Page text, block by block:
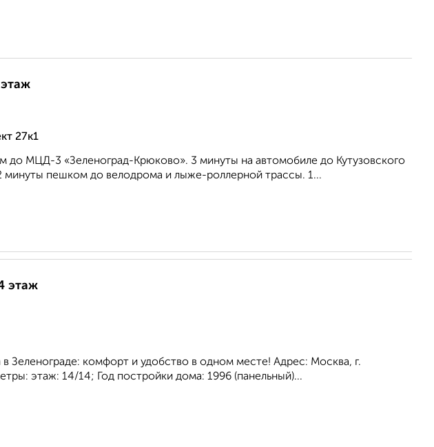
27к1
МЦД-3 «Зеленоград-Крюково». 3 минуты на автомобиле до Кутузовского
пешком до велодрома и лыже-роллерной трассы. 1...
этаж
Зеленограде: комфорт и удобство в одном месте! Адрес: Москва, г.
этаж: 14/14; Год постройки дома: 1996 (панельный)...